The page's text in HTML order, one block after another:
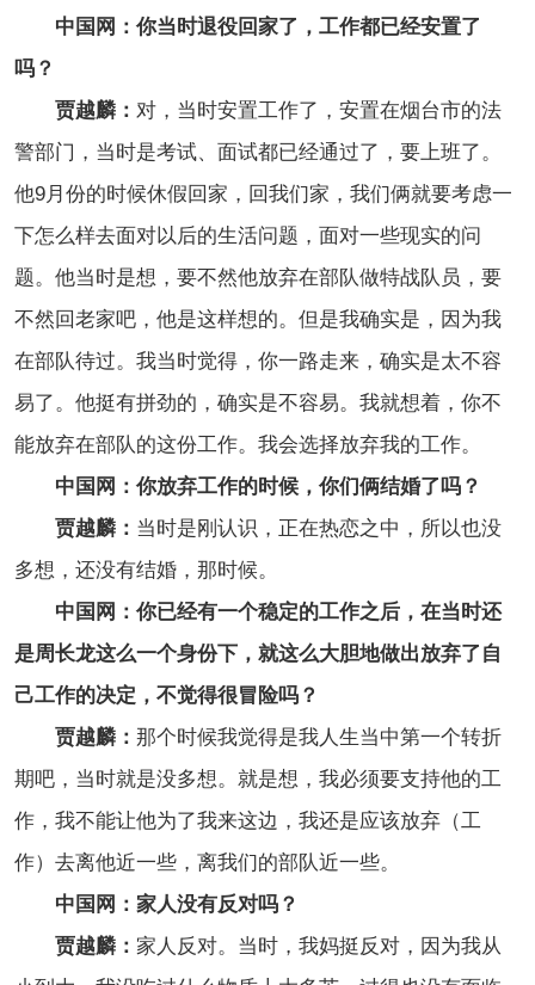
中国网：你当时退役回家了，工作都已经安置了
吗？
贾越麟： 对，当时安置工作了，安置在烟台市的法
警部门，当时是考试、面试都已经通过了，要上班了。
他9月份的时候休假回家，回我们家，我们俩就要考虑一
下怎么样去面对以后的生活问题，面对一些现实的问
题。他当时是想，要不然他放弃在部队做特战队员，要
不然回老家吧，他是这样想的。但是我确实是，因为我
在部队待过。我当时觉得，你一路走来，确实是太不容
易了。他挺有拼劲的，确实是不容易。我就想着，你不
能放弃在部队的这份工作。我会选择放弃我的工作。
中国网：你放弃工作的时候，你们俩结婚了吗？
贾越麟： 当时是刚认识，正在热恋之中，所以也没
多想，还没有结婚，那时候。
中国网：你已经有一个稳定的工作之后，在当时还
是周长龙这么一个身份下，就这么大胆地做出放弃了自
己工作的决定，不觉得很冒险吗？
贾越麟： 那个时候我觉得是我人生当中第一个转折
期吧，当时就是没多想。就是想，我必须要支持他的工
作，我不能让他为了我来这边，我还是应该放弃（工
作）去离他近一些，离我们的部队近一些。
中国网：家人没有反对吗？
贾越麟： 家人反对。当时，我妈挺反对，因为我从